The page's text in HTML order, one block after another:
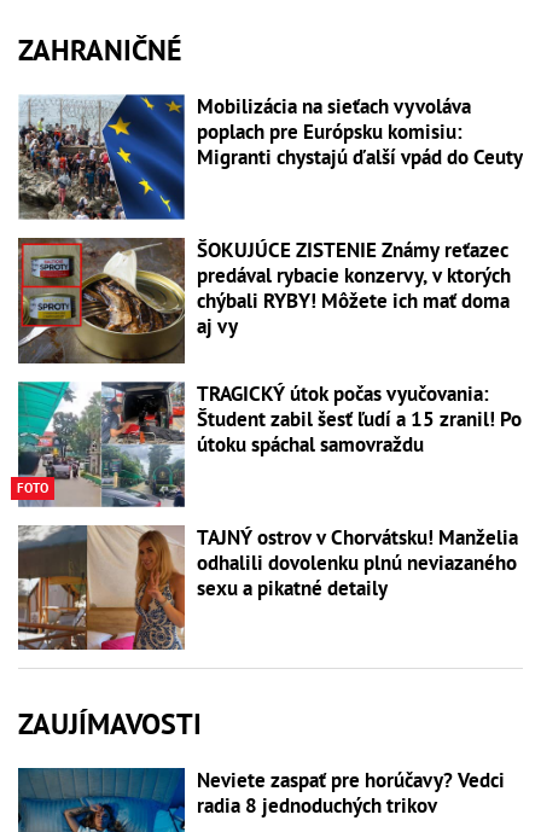
ZAHRANIČNÉ
Mobilizácia na sieťach vyvoláva
poplach pre Európsku komisiu:
Migranti chystajú ďalší vpád do Ceuty
ŠOKUJÚCE ZISTENIE Známy reťazec
predával rybacie konzervy, v ktorých
chýbali RYBY! Môžete ich mať doma
aj vy
FOTO
TRAGICKÝ útok počas vyučovania:
Študent zabil šesť ľudí a 15 zranil! Po
útoku spáchal samovraždu
TAJNÝ ostrov v Chorvátsku! Manželia
odhalili dovolenku plnú neviazaného
sexu a pikatné detaily
ZAUJÍMAVOSTI
Neviete zaspať pre horúčavy? Vedci
radia 8 jednoduchých trikov